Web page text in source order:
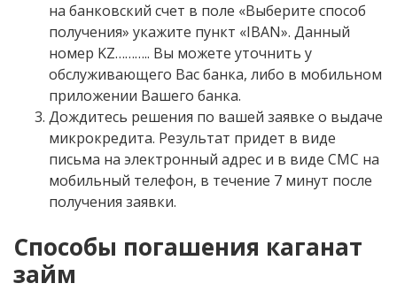
на банковский счет в поле «Выберите способ
получения» укажите пункт «IBAN». Данный
номер KZ……….. Вы можете уточнить у
обслуживающего Вас банка, либо в мобильном
приложении Вашего банка.
Дождитесь решения по вашей заявке о выдаче
микрокредита. Результат придет в виде
письма на электронный адрес и в виде СМС на
мобильный телефон, в течение 7 минут после
получения заявки.
Способы погашения каганат
займ